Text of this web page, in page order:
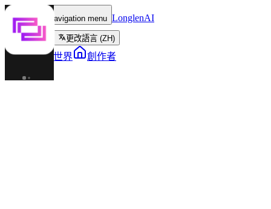
Toggle navigation menu LonglenAI
更改語言 (ZH)
角色 世界 創作者